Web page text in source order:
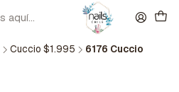
Cuccio $1.995 6176 Cuccio